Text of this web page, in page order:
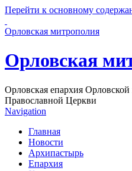
Перейти к основному
Орловская митрополия
Орловская
Орловская епархия
Православной Церкви
Navigation
Главная
Новости
Архипастырь
Епархия